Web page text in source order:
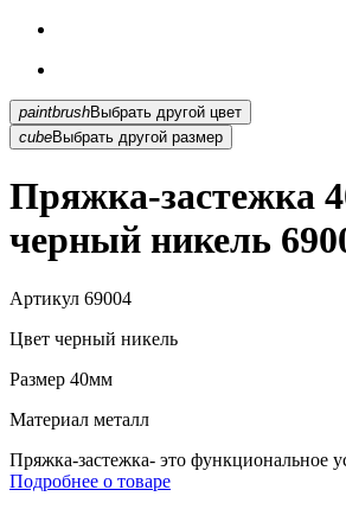
paintbrush
Выбрать другой цвет
cubeВыбрать другой размер
Пряжка-застежка
черный никель
Артикул 69004
Цвет черный никель
Размер 40мм
Материал металл
Пряжка-застежка- это функциональное
Подробнее о товаре